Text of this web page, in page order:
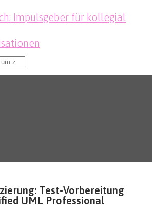
Impulsgeber für kollegial
Test-Vorbereitung
UML Professional